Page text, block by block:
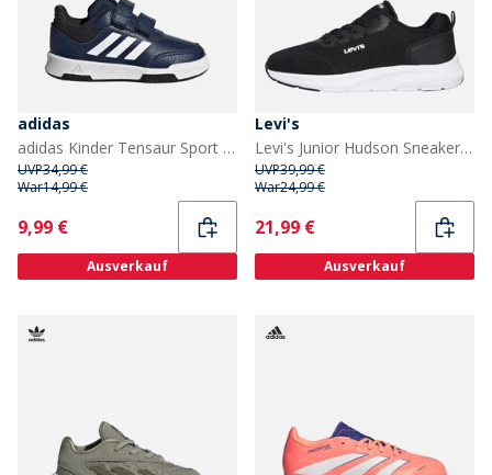
adidas
adidas Kinder Tensaur Sport 2.0 Turnschuhe Dark Blue/Footwear White/Core Black
UVP34,99 €
War14,99 €
Current
9,99 €
Ausverkauf
Levi's
Levi's Junior Hudson Sneaker Black 0003
UVP39,99 €
War24,99 €
Current
21,99 €
Ausverkauf